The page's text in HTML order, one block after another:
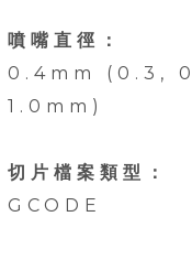
噴嘴直徑：
0.4mm (0.3,
1.0mm)
切片檔案類型：
GCODE